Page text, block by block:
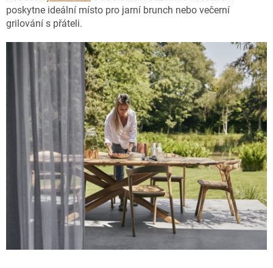
poskytne ideální místo pro jarní brunch nebo večerní
grilování s přáteli.